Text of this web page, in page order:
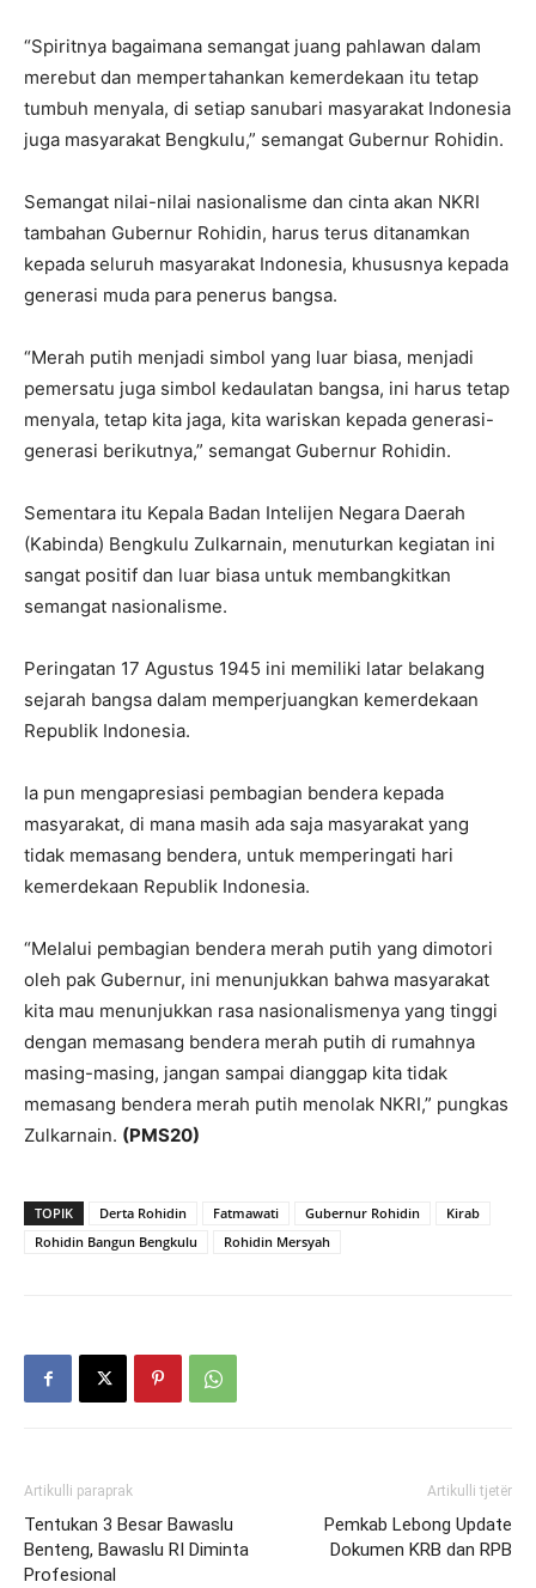
“Spiritnya bagaimana semangat juang pahlawan dalam
merebut dan mempertahankan kemerdekaan itu tetap
tumbuh menyala, di setiap sanubari masyarakat Indonesia
juga masyarakat Bengkulu,” semangat Gubernur Rohidin.
Semangat nilai-nilai nasionalisme dan cinta akan NKRI
tambahan Gubernur Rohidin, harus terus ditanamkan
kepada seluruh masyarakat Indonesia, khususnya kepada
generasi muda para penerus bangsa.
“Merah putih menjadi simbol yang luar biasa, menjadi
pemersatu juga simbol kedaulatan bangsa, ini harus tetap
menyala, tetap kita jaga, kita wariskan kepada generasi-
generasi berikutnya,” semangat Gubernur Rohidin.
Sementara itu Kepala Badan Intelijen Negara Daerah
(Kabinda) Bengkulu Zulkarnain, menuturkan kegiatan ini
sangat positif dan luar biasa untuk membangkitkan
semangat nasionalisme.
Peringatan 17 Agustus 1945 ini memiliki latar belakang
sejarah bangsa dalam memperjuangkan kemerdekaan
Republik Indonesia.
Ia pun mengapresiasi pembagian bendera kepada
masyarakat, di mana masih ada saja masyarakat yang
tidak memasang bendera, untuk memperingati hari
kemerdekaan Republik Indonesia.
“Melalui pembagian bendera merah putih yang dimotori
oleh pak Gubernur, ini menunjukkan bahwa masyarakat
kita mau menunjukkan rasa nasionalismenya yang tinggi
dengan memasang bendera merah putih di rumahnya
masing-masing, jangan sampai dianggap kita tidak
memasang bendera merah putih menolak NKRI,” pungkas
Zulkarnain. (PMS20)
TOPIK Derta Rohidin Fatmawati Gubernur Rohidin
Kirab
Rohidin Bangun Bengkulu
Rohidin Mersyah
Artikulli paraprak
Tentukan 3 Besar Bawaslu
Benteng, Bawaslu RI Diminta
Profesional
Artikulli tjetër
Pemkab Lebong Update
Dokumen KRB dan RPB